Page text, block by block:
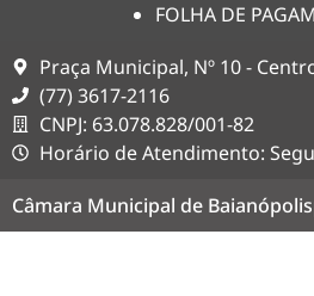
FOLHA DE
Praça Municipal, Nº 10 -
(77) 3617-2116
CNPJ: 63.078.828/001-82
Horário de Atendimento:
Câmara Municipal de Baianópolis